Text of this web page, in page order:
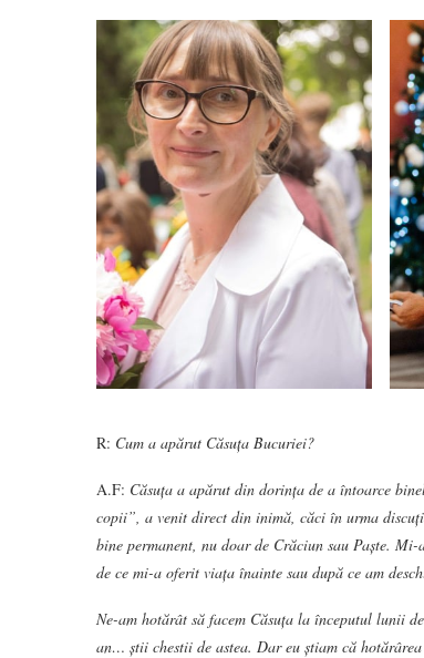
R: Cum a apărut Căsuța Bucuriei?
A.F: Căsuța a apărut din dorința de a întoarce
copii”, a venit direct din inimă, căci în urma
bine permanent, nu doar de Crăciun sau Paște.
de ce mi-a oferit viața înainte sau după ce am
Ne-am hotărât să facem Căsuța la începutul lunii
an… știi chestii de astea. Dar eu știam că